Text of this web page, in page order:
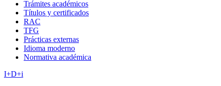
Trámites académicos
Títulos y certificados
RAC
TFG
Prácticas externas
Idioma moderno
Normativa académica
I+D+i